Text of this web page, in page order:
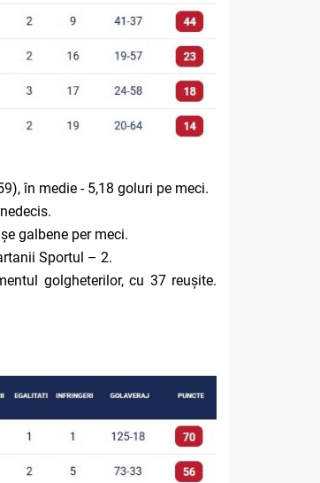
în medie - 5,18 goluri pe meci.
galbene per meci.
Sportul – 2.
golgheterilor, cu 37 reușite.